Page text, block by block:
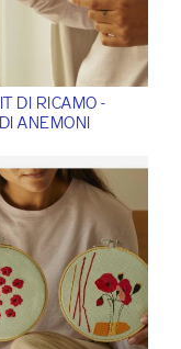
DI RICAMO -
ANEMONI